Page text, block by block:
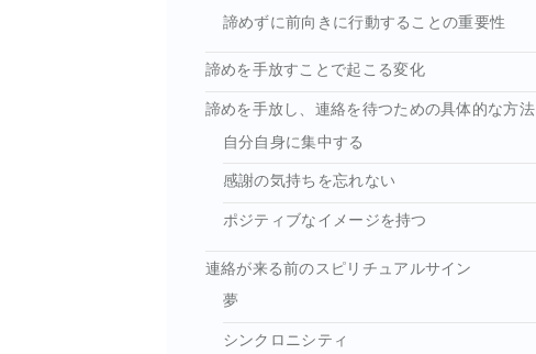
諦めずに前向きに行動することの重要性
諦めを手放すことで起こる変化
諦めを手放し、連絡を待つための具体的な方法
自分自身に集中する
感謝の気持ちを忘れない
ポジティブなイメージを持つ
連絡が来る前のスピリチュアルサイン
夢
シンクロニシティ